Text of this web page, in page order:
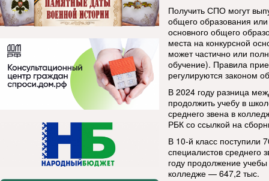
Получить СПО могут
общего образования или
основного общего
места на конкурсной
может частично или
обучение). Правила
регулируются законом
В 2024 году разница
продолжить учебу в
среднего звена в
РБК со ссылкой на
В 10-й класс поступили
специалистов среднего
году продолжение
колледже — 647,2 тыс.